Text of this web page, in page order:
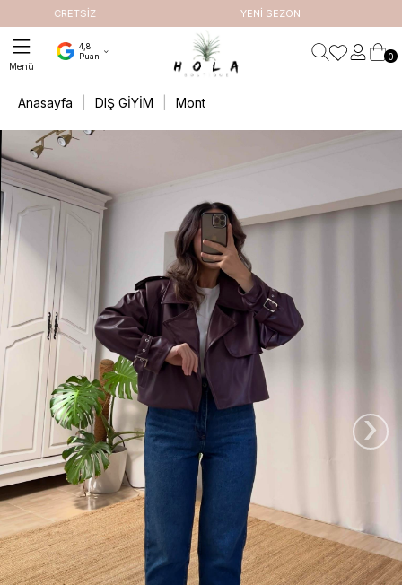
YENİ SEZON
4,8
Puan
0
Anasayfa DIŞ GİYİM Mont
›